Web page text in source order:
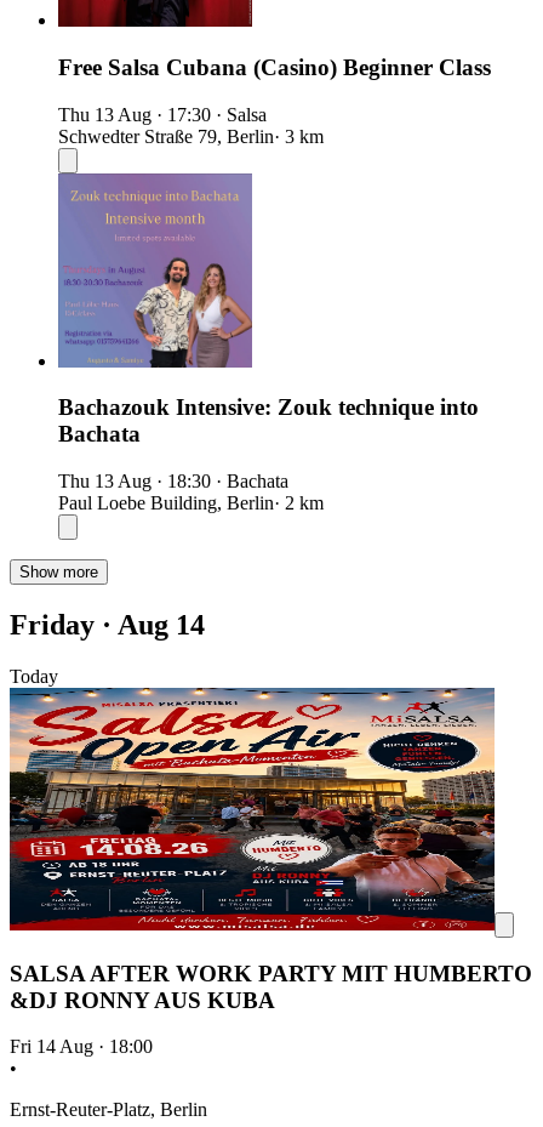
Free Salsa Cubana (Casino) Beginner Class
Thu 13 Aug · 17:30 · Salsa
Schwedter Straße 79, Berlin· 3 km
Bachazouk Intensive: Zouk technique into
Bachata
Thu 13 Aug · 18:30 · Bachata
Paul Loebe Building, Berlin· 2 km
Show more
Friday · Aug 14
Today
SALSA AFTER WORK PARTY MIT HUMBERTO
&DJ RONNY AUS KUBA
Fri 14 Aug · 18:00
•
Ernst-Reuter-Platz, Berlin